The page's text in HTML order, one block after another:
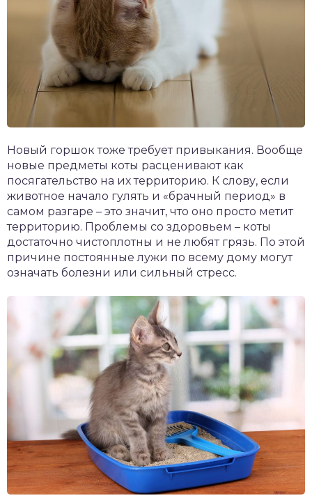
Новый горшок тоже требует привыкания. Вообще
новые предметы коты расценивают как
посягательство на их территорию. К слову, если
животное начало гулять и «брачный период» в
самом разгаре – это значит, что оно просто метит
территорию. Проблемы со здоровьем – коты
достаточно чистоплотны и не любят грязь. По этой
причине постоянные лужи по всему дому могут
означать болезни или сильный стресс.